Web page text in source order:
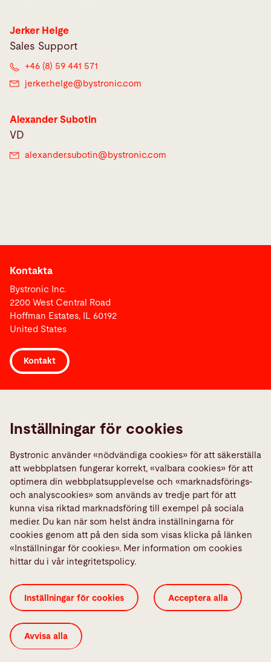
Jerker Helge
Sales Support
+46 (8) 59 441 571
jerker.helge@ bystronic.com
Alexander Subotin
VD
alexander.subotin@ bystronic.com
Kontakta
Bystronic Inc.
2200 West Central Road
Hoffman Estates, IL 60192
United States
Kontakt
Quality policies
Rapportera ett fel
TeamViewer
Sociala Medier
Generella villkor ISO-certifikat Imprint
Inställningar för cookies Integritetspolicy
Juridisk information
© 2026 Bystronic Group
Inställningar för cookies
Bystronic använder «nödvändiga cookies» för att säkerställa
att webbplatsen fungerar korrekt, «valbara cookies» för att
optimera din webbplatsupplevelse och «marknadsförings-
och analyscookies» som används av tredje part för att
kunna visa riktad marknadsföring till exempel på sociala
medier. Du kan när som helst ändra inställningarna för
cookies genom att på den sida som visas klicka på länken
«Inställningar för cookies». Mer information om cookies
hittar du i vår integritetspolicy.
Inställningar för cookies Acceptera alla
Avvisa alla